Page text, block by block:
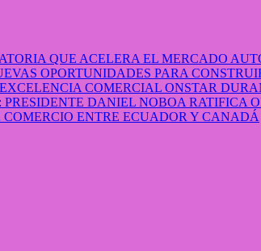
QUE ACELERA EL MERCADO
OPORTUNIDADES PARA
COMERCIAL ONSTAR
DANIEL NOBOA RATIFICA
ENTRE ECUADOR Y CANADÁ